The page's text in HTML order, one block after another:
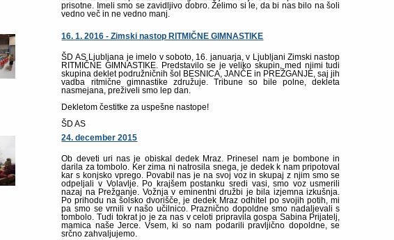
prisotne. Imeli smo se zavidljivo dobro. Želimo si le, da bi nas bilo na šoli
vedno več in ne vedno manj.
16. 1. 2016 - Zimski nastop RITMIČNE GIMNASTIKE
ŠD AS Ljubljana je imelo v soboto, 16. januarja, v Ljubljani Zimski nastop
RITMIČNE GIMNASTIKE. Predstavilo se je veliko skupin, med njimi tudi
skupina deklet podružničnih šol BESNICA, JANČE in PREŽGANJE, saj jih
vadba ritmične gimnastike združuje. Tribune so bile polne, dekleta
nasmejana, preživeli smo lep dan.
Dekletom čestitke za uspešne nastope!
ŠD AS
24. december 2015
Ob deveti uri nas je obiskal dedek Mraz. Prinesel nam je bombone in
darila za tombolo. Ker zima ni natrosila snega, je dedek k nam pripotoval
kar s konjsko vprego. Povabil nas je na svoj voz in skupaj z njim smo se
odpeljali v Volavlje. Po krajšem postanku sredi vasi, smo voz usmerili
nazaj na Prežganje. Vožnja v eminentni družbi je bila izjemna izkušnja.
Po prihodu na šolsko dvorišče, je dedek Mraz odhitel po svojih potih, mi
pa smo se vrnili v našo učilnico. Praznično dopoldne smo nadaljevali s
tombolo. Tudi tokrat jo je za nas v celoti pripravila gospa Sabina Prijatelj,
mamica naše Jerce. Vsem, ki so nam podarili pravljično dopoldne, se
srčno zahvaljujemo.